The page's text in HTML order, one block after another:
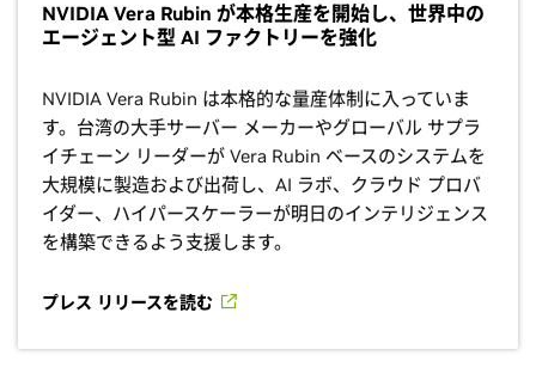
NVIDIA Vera Rubin が本格生産を開始し、世界中の
エージェント型 AI ファクトリーを強化
NVIDIA Vera Rubin は本格的な量産体制に入っていま
す。台湾の大手サーバー メーカーやグローバル サプラ
イチェーン リーダーが Vera Rubin ベースのシステムを
大規模に製造および出荷し、AI ラボ、クラウド プロバ
イダー、ハイパースケーラーが明日のインテリジェンス
を構築できるよう支援します。
プレス リリースを読む